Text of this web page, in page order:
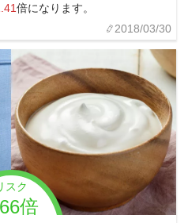
倍になります。
2018/03/30
スク
倍